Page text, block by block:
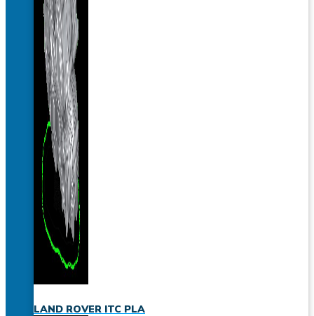
LAND ROVER ITC PLA